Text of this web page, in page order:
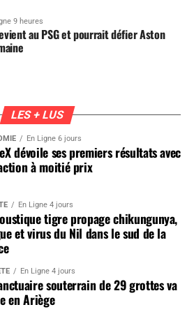
9 heures
au PSG et pourrait défier Aston
LES + LUS
En Ligne 6 jours
dévoile ses premiers résultats avec
à moitié prix
En Ligne 4 jours
tigre propage chikungunya,
et virus du Nil dans le sud de la
En Ligne 4 jours
souterrain de 29 grottes va
en Ariège